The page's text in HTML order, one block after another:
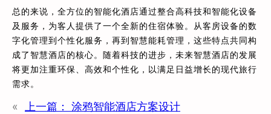
总的来说，全方位的智能化酒店通过整合高科技和智能化设备
及服务，为客人提供了一个全新的住宿体验。从客房设备的数
字化管理到个性化服务，再到智慧能耗管理，这些特点共同构
成了智慧酒店的核心。随着科技的进步，未来智慧酒店的发展
将更加注重环保、高效和个性化，以满足日益增长的现代旅行
需求。
« 上一篇：
涂鸦智能酒店方案设计